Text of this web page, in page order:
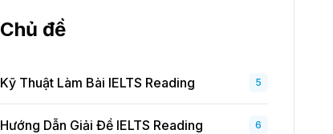
Chủ đề
Kỹ Thuật Làm Bài IELTS Reading 5
Hướng Dẫn Giải Đề IELTS Reading 6